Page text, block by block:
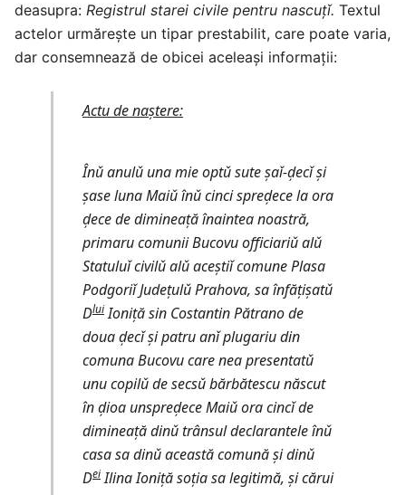
deasupra: Registrul starei civile pentru nascuțǐ. Textul
actelor urmărește un tipar prestabilit, care poate varia,
dar consemnează de obicei aceleași informații:
Actu de naștere:
Înǔ anulǔ una mie optǔ sute șaǐ-d̦ecǐ și
șase luna Maiǔ înǔ cinci spred̦ece la ora
d̦ece de dimineață înaintea noastră,
primaru comunii Bucovu officiariǔ alǔ
Statuluǐ civilǔ alǔ aceștiǐ comune Plasa
Podgoriǐ Județulǔ Prahova, sa înfățișatǔ
DluiIoniță sin Costantin Pătrano de
doua d̦ecǐ și patru anǐ plugariu din
comuna Bucovu care nea presentatǔ
unu copilǔ de secsǔ bărbătescu născut
în d̦ioa unspred̦ece Maiǔ ora cincǐ de
dimineață dinǔ trânsul declarantele înǔ
casa sa dinǔ această comună și dinǔ
DeiIlina Ioniță soția sa legitimă, și cărui